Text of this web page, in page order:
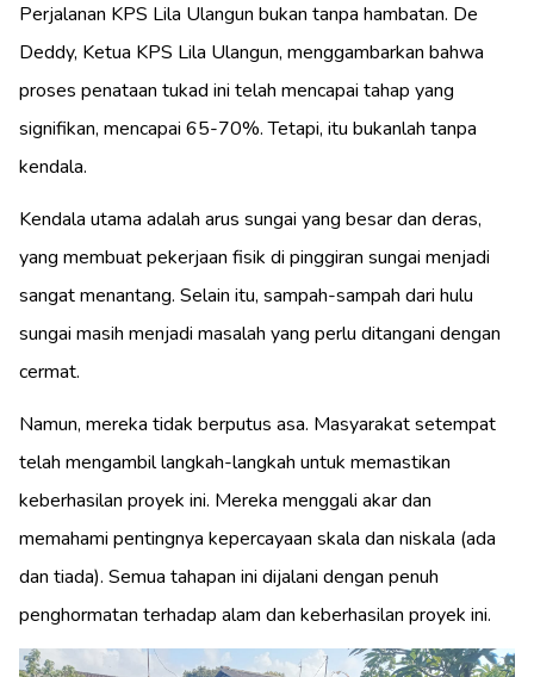
Perjalanan KPS Lila Ulangun bukan tanpa hambatan. De
Deddy, Ketua KPS Lila Ulangun, menggambarkan bahwa
proses penataan tukad ini telah mencapai tahap yang
signifikan, mencapai 65-70%. Tetapi, itu bukanlah tanpa
kendala.
Kendala utama adalah arus sungai yang besar dan deras,
yang membuat pekerjaan fisik di pinggiran sungai menjadi
sangat menantang. Selain itu, sampah-sampah dari hulu
sungai masih menjadi masalah yang perlu ditangani dengan
cermat.
Namun, mereka tidak berputus asa. Masyarakat setempat
telah mengambil langkah-langkah untuk memastikan
keberhasilan proyek ini. Mereka menggali akar dan
memahami pentingnya kepercayaan skala dan niskala (ada
dan tiada). Semua tahapan ini dijalani dengan penuh
penghormatan terhadap alam dan keberhasilan proyek ini.